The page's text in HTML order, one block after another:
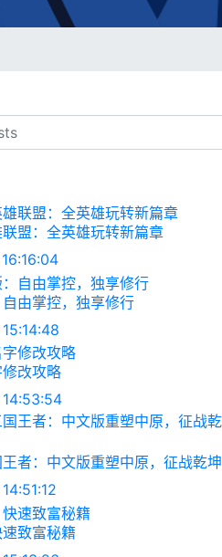
盟：全英雄玩转新篇章
由掌控，独享修行
改攻略
者：中文版重塑中原，征战乾坤
致富秘籍